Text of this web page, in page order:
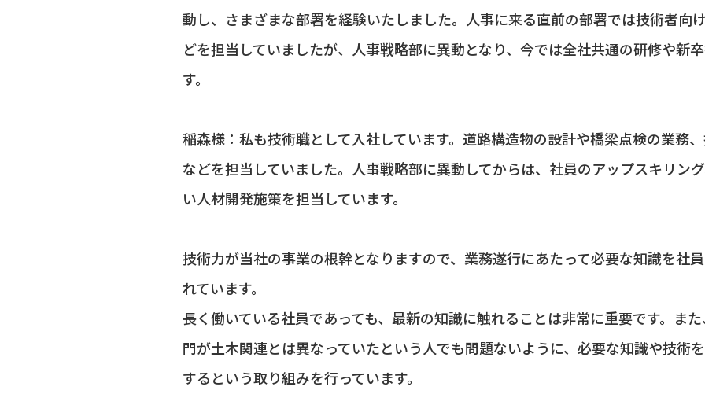
動し、さまざまな部署を経験いたしました。人事に来る直前の部署では技術者向
どを担当していましたが、人事戦略部に異動となり、今では全社共通の研修や新
す。
稲森様：私も技術職として入社しています。道路構造物の設計や橋梁点検の業務
などを担当していました。人事戦略部に異動してからは、社員のアップスキリン
い人材開発施策を担当しています。
技術力が当社の事業の根幹となりますので、業務遂行にあたって必要な知識を社
れています。
長く働いている社員であっても、最新の知識に触れることは非常に重要です。ま
門が土木関連とは異なっていたという人でも問題ないように、必要な知識や技術
するという取り組みを行っています。